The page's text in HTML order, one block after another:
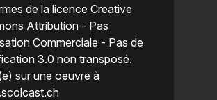
de lalicence Creative
Attribution - Pas
Commerciale - Pas de
3.0 non transposé.
sur une oeuvre à